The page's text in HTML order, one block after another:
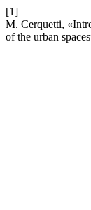
[1]
M. Cerquetti,
of the urban